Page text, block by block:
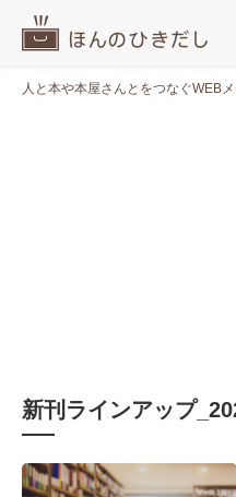
人と本や本屋さんとをつなぐWEB
新刊ラインアップ